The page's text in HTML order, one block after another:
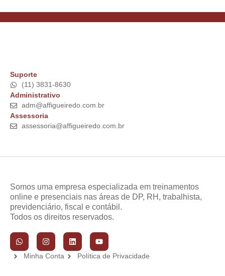
Suporte
(11) 3831-8630
Administrativo
adm@affigueiredo.com.br
Assessoria
assessoria@affigueiredo.com.br
Somos uma empresa especializada em treinamentos
online e presenciais nas áreas de DP, RH, trabalhista,
previdenciário, fiscal e contábil.
Todos os direitos reservados.
Minha Conta Política de Privacidade